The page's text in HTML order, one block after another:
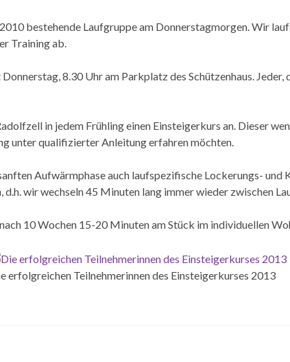
bestehende Laufgruppe am Donnerstagmorgen. Wir
Training ab.
8.30 Uhr am Parkplatz des Schützenhaus.
in jedem Frühling einen Einsteigerkurs an. Dieser
unter qualifizierter Anleitung erfahren möchten.
Aufwärmphase auch laufspezifische Lockerungs-
d.h. wir wechseln 45 Minuten lang immer wieder zwischen
10 Wochen 15-20 Minuten am Stück im individuellen
erfolgreichen Teilnehmerinnen des Einsteigerkurses 2013